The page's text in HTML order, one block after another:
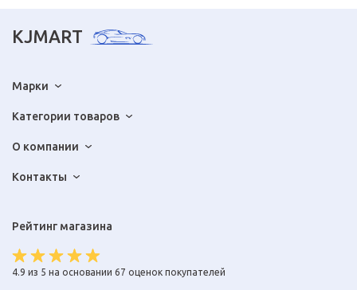
KJMART
Марки
Категории товаров
О компании
Контакты
Рейтинг магазина
4.9 из 5 на основании 67 оценок покупателей